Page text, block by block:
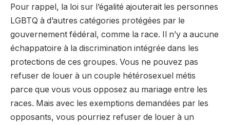
Pour rappel, la loi sur l’égalité ajouterait les personnes
LGBTQ à d’autres catégories protégées par le
gouvernement fédéral, comme la race. Il n’y a aucune
échappatoire à la discrimination intégrée dans les
protections de ces groupes. Vous ne pouvez pas
refuser de louer à un couple hétérosexuel métis
parce que vous vous opposez au mariage entre les
races. Mais avec les exemptions demandées par les
opposants, vous pourriez refuser de louer à un